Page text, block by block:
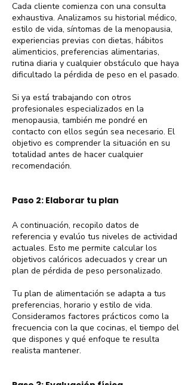
Cada cliente comienza con una consulta
exhaustiva. Analizamos su historial médico,
estilo de vida, síntomas de la menopausia,
experiencias previas con dietas, hábitos
alimenticios, preferencias alimentarias,
rutina diaria y cualquier obstáculo que haya
dificultado la pérdida de peso en el pasado.
Si ya está trabajando con otros
profesionales especializados en la
menopausia, también me pondré en
contacto con ellos según sea necesario. El
objetivo es comprender la situación en su
totalidad antes de hacer cualquier
recomendación.
Paso 2: Elaborar tu plan
A continuación, recopilo datos de
referencia y evalúo tus niveles de actividad
actuales. Esto me permite calcular los
objetivos calóricos adecuados y crear un
plan de pérdida de peso personalizado.
Tu plan de alimentación se adapta a tus
preferencias, horario y estilo de vida.
Consideramos factores prácticos como la
frecuencia con la que cocinas, el tiempo del
que dispones y qué enfoque te resulta
realista mantener.